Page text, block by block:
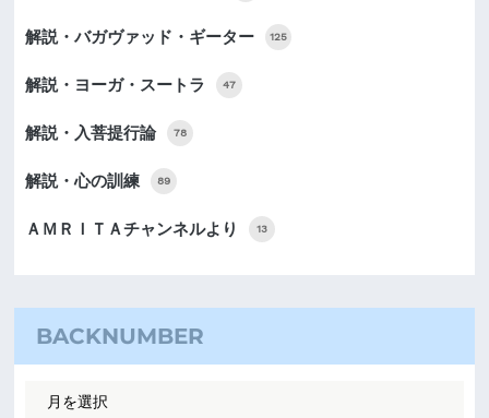
解説・バガヴァッド・ギーター 125
解説・ヨーガ・スートラ 47
解説・入菩提行論 78
解説・心の訓練 89
ＡＭＲＩＴＡチャンネルより 13
BACKNUMBER